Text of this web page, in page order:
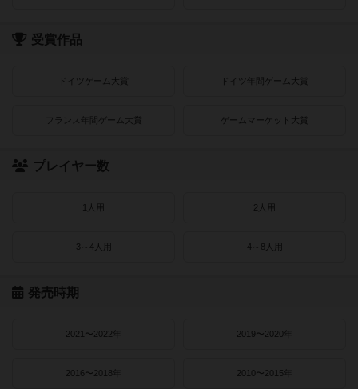
受賞作品
ドイツゲーム大賞 ドイツ年間ゲーム大賞
フランス年間ゲーム大賞 ゲームマーケット大賞
プレイヤー数
1人用 2人用
3～4人用 4～8人用
発売時期
2021〜2022年 2019〜2020年
2016〜2018年 2010〜2015年